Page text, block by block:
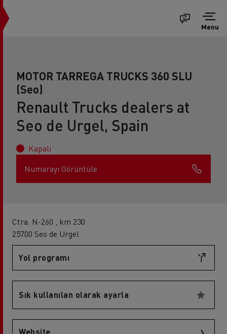
Menu
MOTOR TARREGA TRUCKS 360 SLU
(Seo)
Renault Trucks dealers at
Seo de Urgel, Spain
Kapalı
Numarayı Görüntüle
Ctra. N-260 , km 230
25700 Seo de Urgel
Yol programı
Sık kullanılan olarak ayarla
Website